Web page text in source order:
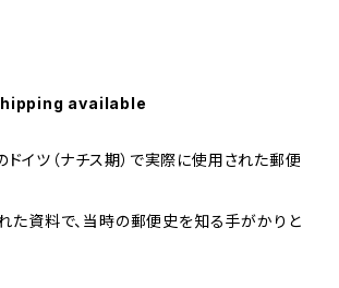
available
イツ（ナチス期）で実際に使用された郵便
た資料で、当時の郵便史を知る手がかりと